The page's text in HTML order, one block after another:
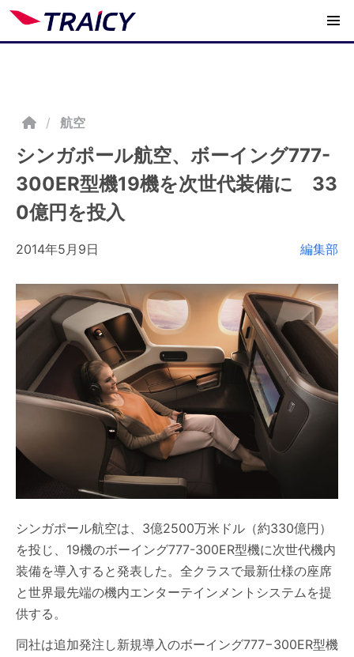
/ 航空
シンガポール航空、ボーイング777-
300ER型機19機を次世代装備に 33
0億円を投入
2014年5月9日 編集部
シンガポール航空は、3億2500万米ドル（約330億円）
を投じ、19機のボーイング777-300ER型機に次世代機内
装備を導入すると発表した。全クラスで最新仕様の座席
と世界最先端の機内エンターテインメントシステムを提
供する。
同社は追加発注し新規導入のボーイング777−300ER型機